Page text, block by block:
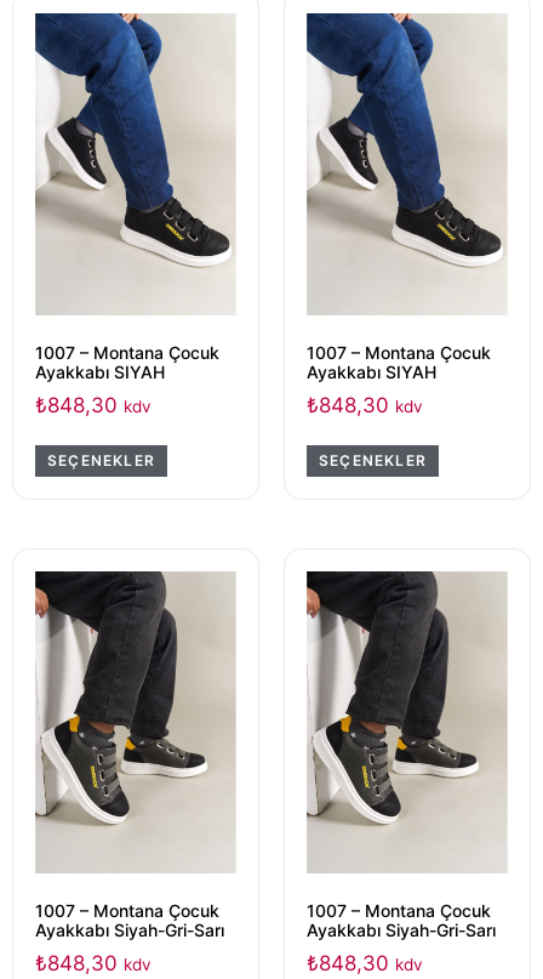
1007 – Montana Çocuk
Ayakkabı SIYAH
₺848,30 kdv
SEÇENEKLER
1007 – Montana Çocuk
Ayakkabı SIYAH
₺848,30 kdv
SEÇENEKLER
1007 – Montana Çocuk
Ayakkabı Siyah-Gri-Sarı
₺848,30 kdv
1007 – Montana Çocuk
Ayakkabı Siyah-Gri-Sarı
₺848,30 kdv